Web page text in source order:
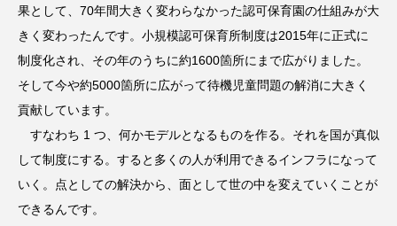
果として、70年間大きく変わらなかった認可保育園の仕組みが大
きく変わったんです。小規模認可保育所制度は2015年に正式に
制度化され、その年のうちに約1600箇所にまで広がりました。
そして今や約5000箇所に広がって待機児童問題の解消に大きく
貢献しています。
すなわち 1 つ、何かモデルとなるものを作る。それを国が真似
して制度にする。すると多くの人が利用できるインフラになって
いく。点としての解決から、面として世の中を変えていくことが
できるんです。